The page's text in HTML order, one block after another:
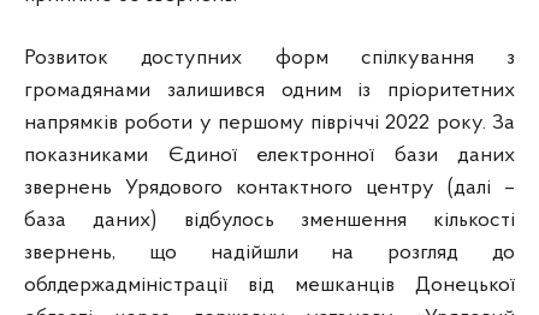
Розвиток доступних форм спілкування з
громадянами залишився одним із пріоритетних
напрямків роботи у першому півріччі 2022 року. За
показниками Єдиної електронної бази даних
звернень Урядового контактного центру (далі –
база даних) відбулось зменшення кількості
звернень, що надійшли на розгляд до
облдержадміністрації від мешканців Донецької